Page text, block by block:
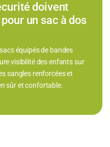
doivent
un sac à dos
équipés de bandes
visibilité des enfants sur
sangles renforcées et
sûr et confortable.